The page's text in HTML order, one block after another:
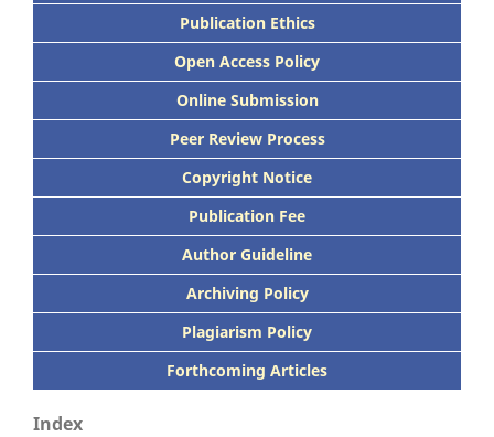
Publication Ethics
Open Access Policy
Online Submission
Peer Review Process
Copyright Notice
Publication Fee
Author Guideline
Archiving Policy
Plagiarism Policy
Forthcoming Articles
Index